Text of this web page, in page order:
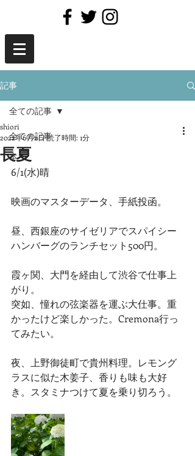
記事
全ての記事
本
全ての記事
長夏
shiori
2022年6月2日読了時間: 1分
6/1(水)晴
映画のマスターデータ、手紙投函。
昼、西銀座のサイゼリアでスパイシー
ハンバーグのランチセット500円。
霞ヶ関、大門を経由して渋谷で仕事上
がり。
突如、憧れの弦楽器を運ぶ大仕事。重
かったけど楽しかった。Cremona行っ
てみたい。
夜、上野御徒町で貴州料理。レモング
ラスに似た木姜子、香りも味も大好
き。スタミナつけて夏を乗り切ろう。